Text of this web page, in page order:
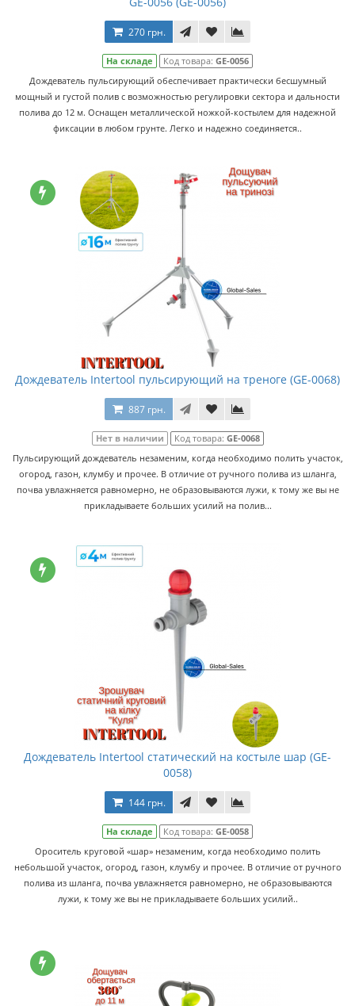
270 грн.
На складе Код товара: GE-0056
Дождеватель пульсирующий обеспечивает практически бесшумный
мощный и густой полив с возможностью регулировки сектора и дальности
полива до 12 м. Оснащен металлической ножкой-костылем для надежной
фиксации в любом грунте. Легко и надежно соединяется..
Дождеватель Intertool пульсирующий на треноге (GE-0068)
887 грн.
Нет в наличии Код товара: GE-0068
Пульсирующий дождеватель незаменим, когда необходимо полить участок,
огород, газон, клумбу и прочее. В отличие от ручного полива из шланга,
почва увлажняется равномерно, не образовываются лужи, к тому же вы не
прикладываете больших усилий на полив...
Дождеватель Intertool статический на костыле шар (GE-
0058)
144 грн.
На складе Код товара: GE-0058
Ороситель круговой «шар» незаменим, когда необходимо полить
небольшой участок, огород, газон, клумбу и прочее. В отличие от ручного
полива из шланга, почва увлажняется равномерно, не образовываются
лужи, к тому же вы не прикладываете больших усилий..